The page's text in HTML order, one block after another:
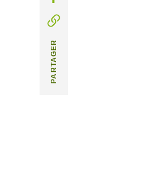
PARTAGER